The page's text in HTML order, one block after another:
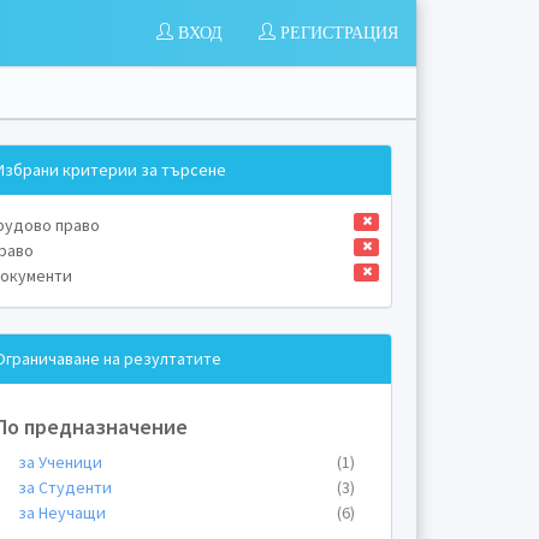
РЕГИСТРАЦИЯ
ВХОД
критерии за търсене
право
на резултатите
предназначение
за Ученици
(1)
за Студенти
(3)
за Неучащи
(6)